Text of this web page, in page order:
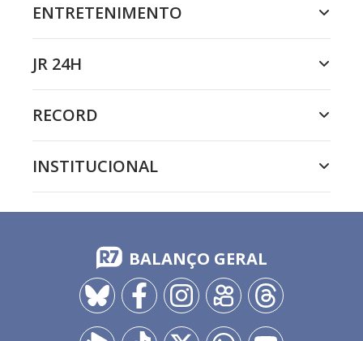
ENTRETENIMENTO
JR 24H
RECORD
INSTITUCIONAL
BALANÇO GERAL